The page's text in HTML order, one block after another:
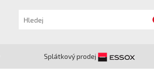
Splátkový prodej